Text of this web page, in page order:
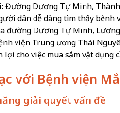
Đường Dương Tự Minh,
dân dễ dàng tìm thấy
đường Dương Tự Minh,
viện Trung ương Thái
lợi cho việc mua sắm vật dụng
với Bệnh viện
giải quyết vấn đề